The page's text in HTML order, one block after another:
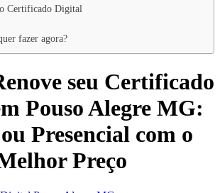
Certificado Digital
fazer agora?
seu Certificado
Pouso Alegre MG:
Presencial com o
Preço